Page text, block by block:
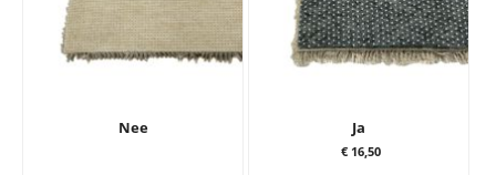
Nee Ja
€ 16,50